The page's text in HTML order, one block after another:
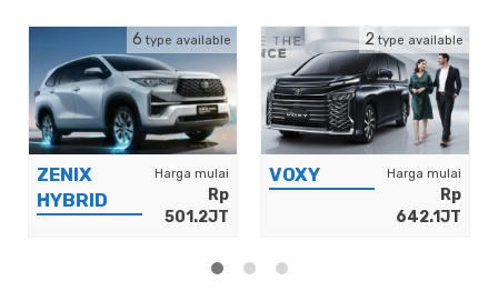
ZENIX
HYBRID
Harga mulai
Rp
501.2JT
6type available
VOXY Harga mulai
Rp
642.1JT
2type available